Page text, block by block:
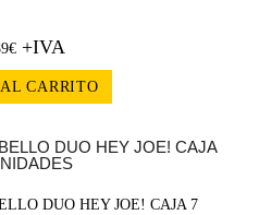
€+IVA
CARRITO
DUO HEY JOE! CAJA 7